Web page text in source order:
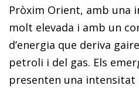
Pròxim Orient, amb una
molt elevada i amb un
d’energia que deriva
petroli i del gas. Els
presenten una